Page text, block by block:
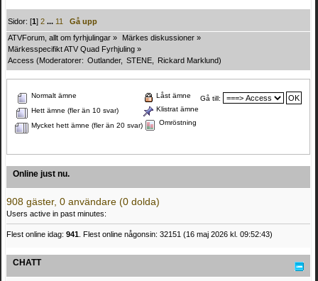
Sidor: [1]2 ... 11
Gå upp
ATVForum, allt om fyrhjulingar » Märkes diskussioner »
Märkesspecifikt ATV Quad Fyrhjuling »
Access (Moderatorer: Outlander, STENE Rickard Marklund)
Gå till:
Normalt ämne
Hett ämne (fler än 10 svar)
Mycket hett ämne (fler än 20 svar)
Låst ämne
Klistrat ämne
Omröstning
Online just nu.
908 gäster, 0 användare (0 dolda)
Users active in past minutes:
Flest online idag: 941 . Flest online någonsin: 32151 (16 maj 2026 kl. 09:52:43)
CHATT